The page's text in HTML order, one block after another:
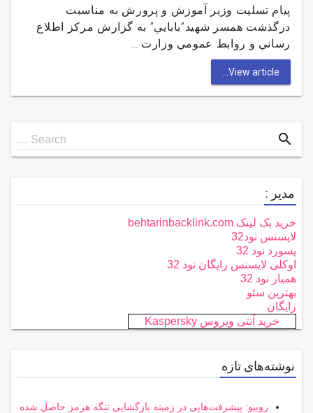
پيام تسليت وزير آموزش و پرورش به مناسبت
درگذشت همسر شهيد”بابايي” به گزارش مركز اطلاع
رساني و روابط عمومي وزارت …
View article...
Search
for
Search … search
مدیر :
خرید بک لینک behtarinbacklink.com
لایسنس نود32
پسورد نود 32
اوکلی لایسنس رایگان نود 32
همیار نود 32
بهترین سئو
رایگان
خرید آنتی ویروس Kaspersky
نوشته‌های تازه
روبیو: پیشرفت‌هایی در زمینه بازگشایی تنگه هرمز حاصل شده